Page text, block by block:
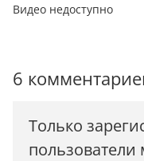
Видео недоступно
6
Только
пользователи